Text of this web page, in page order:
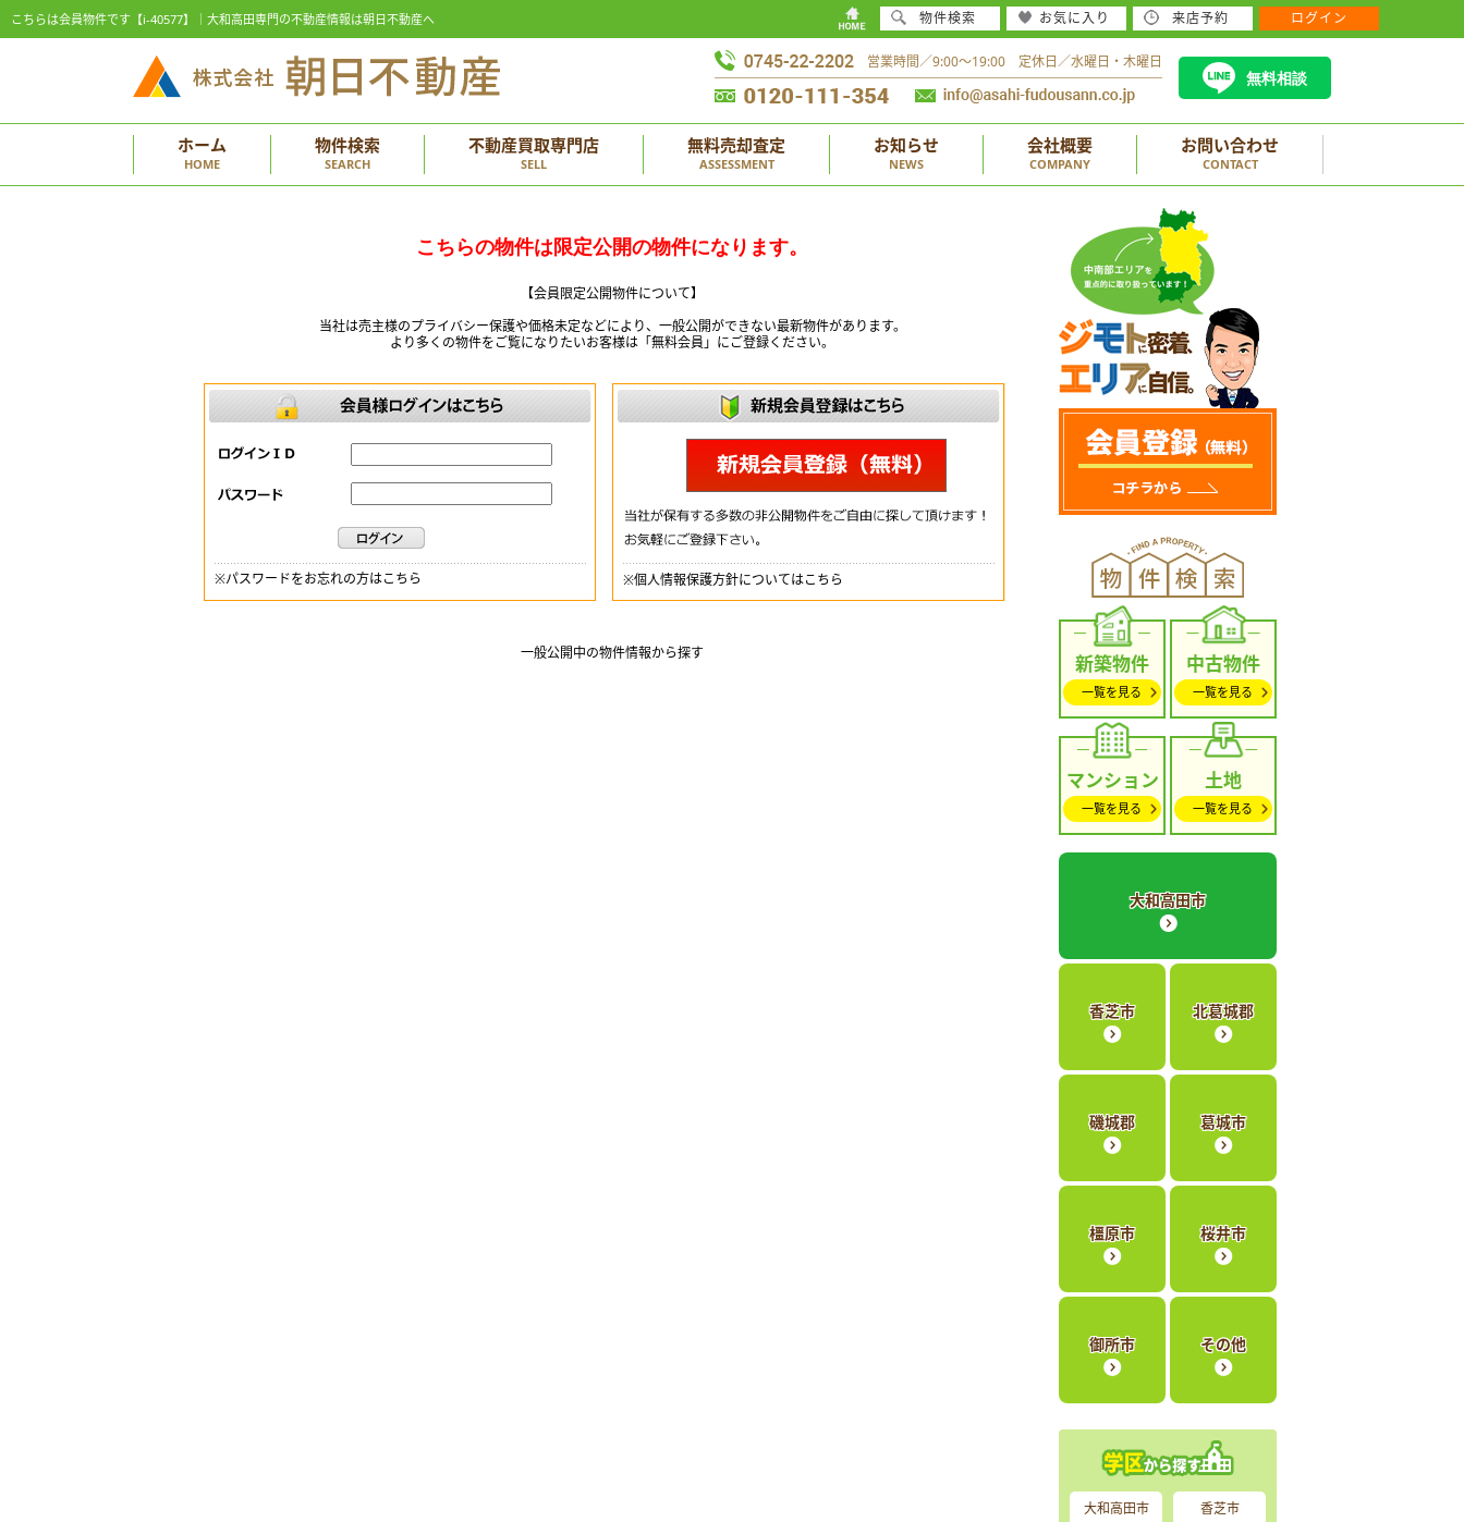
こちらは会員物件です【i-40577】｜大和高田専門の不動産情報は朝日不動産へ
営業時間／9:00～19:00 定休日／水曜日・木曜日
無料相談
ホーム
HOME
物件検索
SEARCH
不動産買取専門店
SELL
無料売却査定
ASSESSMENT
お知らせ
NEWS
会社概要
COMPANY
お問い合わせ
CONTACT
こちらの物件は限定公開の物件になります。
【会員限定公開物件について】
当社は売主様のプライバシー保護や価格未定などにより、一般公開ができない最新物件があります。
より多くの物件をご覧になりたいお客様は「無料会員」にご登録ください。
※パスワードをお忘れの方はこちら ※個人情報保護方針についてはこちら
一般公開中の物件情報から探す 新築物件
一覧を見る
中古物件
一覧を見る
マンション
一覧を見る
土地
一覧を見る
大和高田市
香芝市 北葛城郡
磯城郡 葛城市
橿原市 桜井市
御所市 その他
大和高田市 香芝市
物件検索 お気に入り 来店予約 ログイン